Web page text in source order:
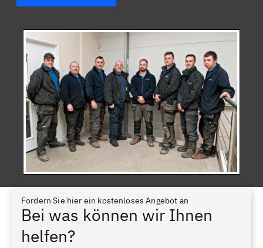
Fordern Sie hier ein kostenloses Angebot an
Bei was können wir Ihnen
helfen?